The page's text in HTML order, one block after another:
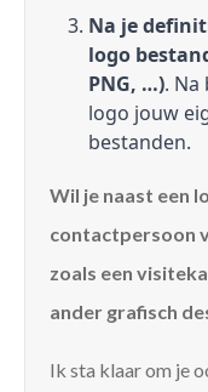
Na je
logo
PNG, …).
logo jouw
bestanden.
Wil je naast een
contactpersoon
zoals een
ander grafisch
Ik sta klaar om je